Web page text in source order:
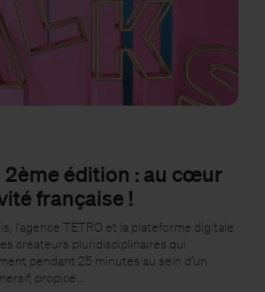
2ème édition : au cœur
française !
l’agence TETRO et la plateforme digitale
créateurs pluridisciplinaires qui
pendant 25 minutes au sein d’un
propice…